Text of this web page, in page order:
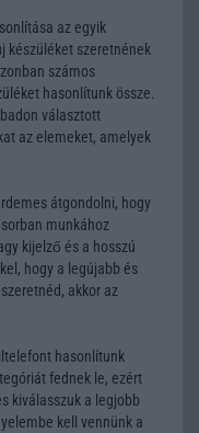
az egyik
készüléket szeretnének
számos
hasonlítunk össze.
választott
az elemeket, amelyek
átgondolni, hogy
munkához
kijelző és a hosszú
hogy a legújabb és
akkor az
hasonlítunk
fednek le, ezért
kiválasszuk a legjobb
kell vennünk a